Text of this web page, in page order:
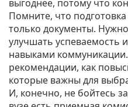
выгоднее, потому что
Помните, что
только документы.
улучшать успеваемость
навыками
рекомендации, как
которые важны для
И, конечно, не бойтесь